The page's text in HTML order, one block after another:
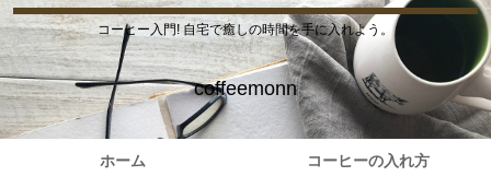
コーヒー入門! 自宅で癒しの時間を手に入れよう。
coffeemonn
ホーム コーヒーの入れ方